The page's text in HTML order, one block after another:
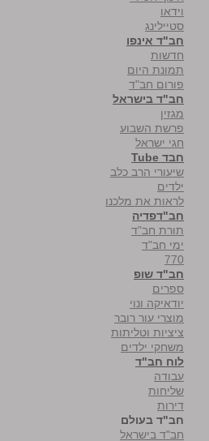
וידאו
סטיילינג
חב"ד אינפו
חדשות
תמונת היום
פורום חב"ד
חב"ד בישראל
מגזין
פרשת השבוע
חגי ישראל
חבד Tube
שיעורי הרב כלב
ילדים
לראות את מלכנו
חב"דפדיה
תורת חב"ד
ימי חב"ד
770
חב"ד שופ
ספרים
יודאיקה ונוי
מוצרי עור רובר
ציציות וטליתות
משחקי ילדים
לוח חב"ד
עבודה
שליחות
דירות
חב"ד בעולם
חב"ד בישראל